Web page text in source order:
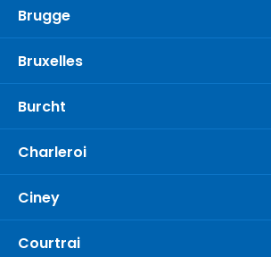
Brugge
Bruxelles
Burcht
Charleroi
Ciney
Courtrai